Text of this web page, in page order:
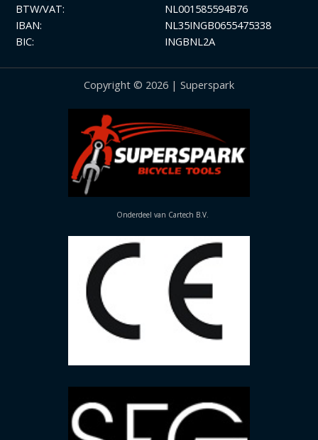
BTW/VAT:
IBAN:
BIC:
NL001585594B76
NL35INGB0655475338
INGBNL2A
Copyright © 2026 | Superspark
Onderdeel van Cartech B.V.